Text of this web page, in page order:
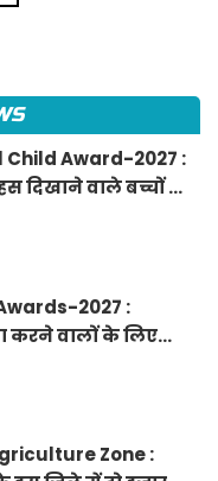
Award-2027 :
दिखाने वाले बच्चों को
राष्ट्रीय बाल
2027 :
करने वालों के लिए
गृह मंत्रालय ने
Zone :